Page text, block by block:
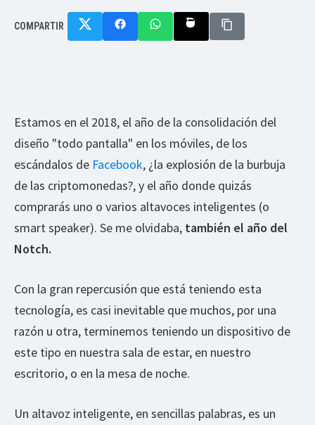
COMPARTIR
Estamos en el 2018, el año de la consolidación del
diseño "todo pantalla" en los móviles, de los
escándalos de Facebook, ¿la explosión de la burbuja
de las criptomonedas?, y el año donde quizás
comprarás uno o varios altavoces inteligentes (o
smart speaker). Se me olvidaba, también el año del
Notch.
Con la gran repercusión que está teniendo esta
tecnología, es casi inevitable que muchos, por una
razón u otra, terminemos teniendo un dispositivo de
este tipo en nuestra sala de estar, en nuestro
escritorio, o en la mesa de noche.
Un altavoz inteligente, en sencillas palabras, es un